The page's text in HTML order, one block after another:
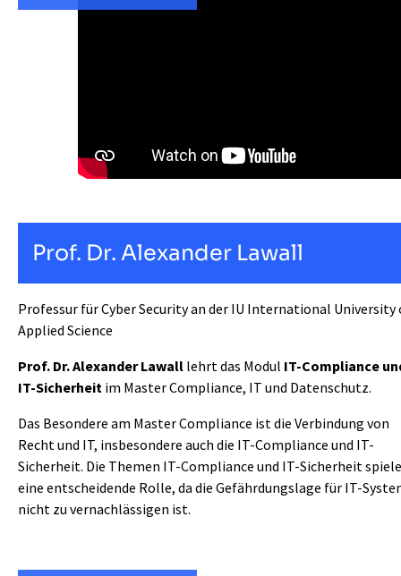
Prof. Dr. Alexander Lawall
Professur für Cyber Security an der IU International University
Applied Science
Prof. Dr. Alexander Lawall lehrt das Modul IT-Compliance
IT-Sicherheit im Master Compliance, IT und Datenschutz.
Das Besondere am Master Compliance ist die Verbindung von
Recht und IT, insbesondere auch die IT-Compliance und IT-
Sicherheit. Die Themen IT-Compliance und IT-Sicherheit
eine entscheidende Rolle, da die Gefährdungslage für IT-
nicht zu vernachlässigen ist.